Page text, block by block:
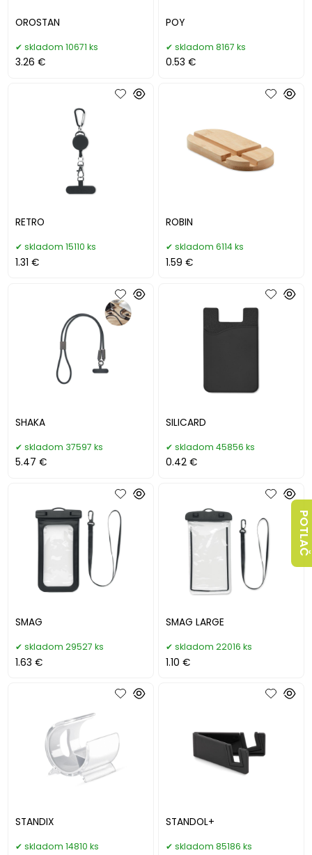
OROSTAN
skladom 10671 ks
3.26 €
POY
skladom 8167 ks
0.53 €
RETRO
skladom 15110 ks
1.31 €
ROBIN
skladom 6114 ks
1.59 €
SHAKA
skladom 37597 ks
5.47 €
SILICARD
skladom 45856 ks
0.42 €
SMAG
skladom 29527 ks
1.63 €
SMAG LARGE
skladom 22016 ks
1.10 €
STANDIX
skladom 14810 ks
STANDOL+
skladom 85186 ks
POTLAČ